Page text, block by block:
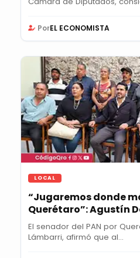
PorEL ECONOMISTA
LOCAL
“Jugaremos donde
Querétaro”: Agustín
El senador del PAN por
Lámbarri, afirmó que al...